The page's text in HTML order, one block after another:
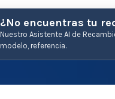
¿No encuentras tu
Nuestro Asistente AI de
modelo, referencia.